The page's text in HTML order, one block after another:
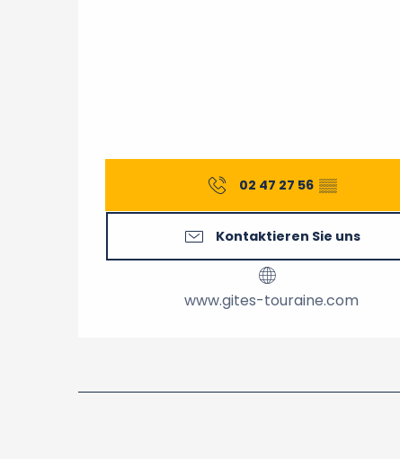
02 47 27 56 ▒▒
Kontaktieren Sie uns
www.gites-touraine.com